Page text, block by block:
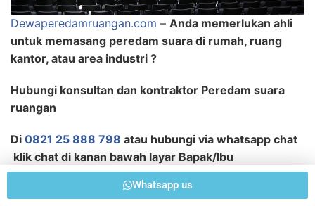
Dewaperedamruangan.com – Anda memerlukan ahli
untuk memasang peredam suara di rumah, ruang
kantor, atau area industri ?
Hubungi konsultan dan kontraktor Peredam suara
ruangan
Di 0821 25 888 798 atau hubungi via whatsapp chat
klik chat di kanan bawah layar Bapak/Ibu
Whatsapp us